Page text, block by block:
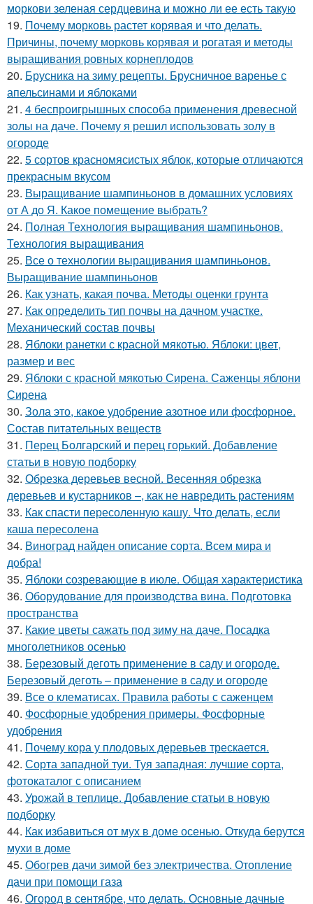
моркови зеленая сердцевина и можно ли ее есть такую
19. Почему морковь растет корявая и что делать.
Причины, почему морковь корявая и рогатая и методы
выращивания ровных корнеплодов
20. Брусника на зиму рецепты. Брусничное варенье с
апельсинами и яблоками
21. 4 беспроигрышных способа применения древесной
золы на даче. Почему я решил использовать золу в
огороде
22. 5 сортов красномясистых яблок, которые отличаются
прекрасным вкусом
23. Выращивание шампиньонов в домашних условиях
от А до Я. Какое помещение выбрать?
24. Полная Технология выращивания шампиньонов.
Технология выращивания
25. Все о технологии выращивания шампиньонов.
Выращивание шампиньонов
26. Как узнать, какая почва. Методы оценки грунта
27. Как определить тип почвы на дачном участке.
Механический состав почвы
28. Яблоки ранетки с красной мякотью. Яблоки: цвет,
размер и вес
29. Яблоки с красной мякотью Сирена. Саженцы яблони
Сирена
30. Зола это, какое удобрение азотное или фосфорное.
Состав питательных веществ
31. Перец Болгарский и перец горький. Добавление
статьи в новую подборку
32. Обрезка деревьев весной. Весенняя обрезка
деревьев и кустарников –, как не навредить растениям
33. Как спасти пересоленную кашу. Что делать, если
каша пересолена
34. Виноград найден описание сорта. Всем мира и
добра!
35. Яблоки созревающие в июле. Общая характеристика
36. Оборудование для производства вина. Подготовка
пространства
37. Какие цветы сажать под зиму на даче. Посадка
многолетников осенью
38. Березовый деготь применение в саду и огороде.
Березовый деготь – применение в саду и огороде
39. Все о клематисах. Правила работы с саженцем
40. Фосфорные удобрения примеры. Фосфорные
удобрения
41. Почему кора у плодовых деревьев трескается.
42. Сорта западной туи. Туя западная: лучшие сорта,
фотокаталог с описанием
43. Урожай в теплице. Добавление статьи в новую
подборку
44. Как избавиться от мух в доме осенью. Откуда берутся
мухи в доме
45. Обогрев дачи зимой без электричества. Отопление
дачи при помощи газа
46. Огород в сентябре, что делать. Основные дачные